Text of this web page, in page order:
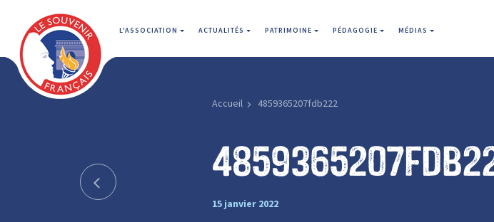
L'ASSOCIATION ACTUALITÉS PATRIMOINE PÉDAGOGIE MÉDIAS
Accueil 4859365207fdb222
15 janvier 2022